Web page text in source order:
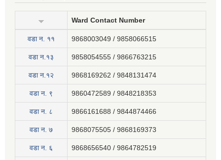
Ward Contact Number
वडा न‍. ११ 9868003049 / 9858066515
वडा न.१३ 9858054555 / 9866763215
वडा न.१२ 9868169262 / 9848131474
वडा न. ९ 9860472589 / 9848218353
वडा न. ८ 9866161688 / 9844874466
वडा न. ७ 9868075505 / 9868169373
वडा न. ६ 9868656540 / 9864782519